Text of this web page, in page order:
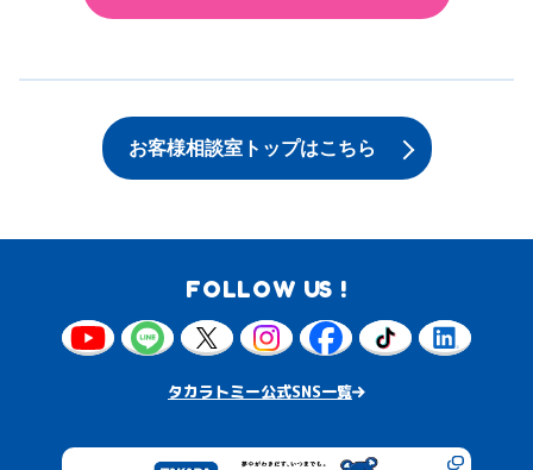
お客様相談室トップはこちら
FOLLOW US !
タカラトミー公式SNS一覧